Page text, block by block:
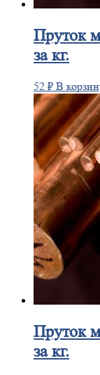
Пруток
за кг.
52 ₽ В
Пруток
за кг.